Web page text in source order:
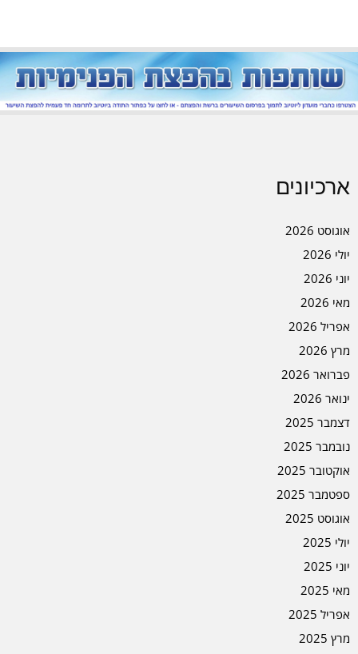
ארכיונים
אוגוסט 2026
יולי 2026
יוני 2026
מאי 2026
אפריל 2026
מרץ 2026
פברואר 2026
ינואר 2026
דצמבר 2025
נובמבר 2025
אוקטובר 2025
ספטמבר 2025
אוגוסט 2025
יולי 2025
יוני 2025
מאי 2025
אפריל 2025
מרץ 2025